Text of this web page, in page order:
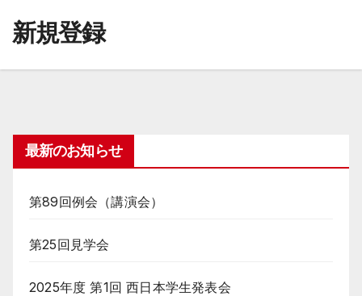
新規登録
最新のお知らせ
第89回例会（講演会）
第25回見学会
2025年度 第1回 西日本学生発表会